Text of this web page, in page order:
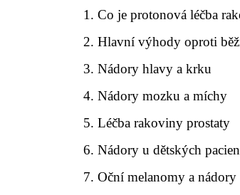
Co je protonová léčba
Hlavní výhody oproti
Nádory hlavy a krku
Nádory mozku a míchy
Léčba rakoviny prostaty
Nádory u dětských
Oční melanomy a nádory